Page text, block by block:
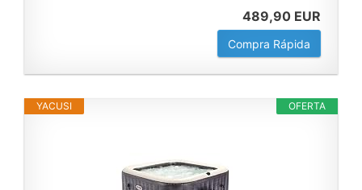
489,90 EUR
Compra Rápida
OFERTA
YACUSI